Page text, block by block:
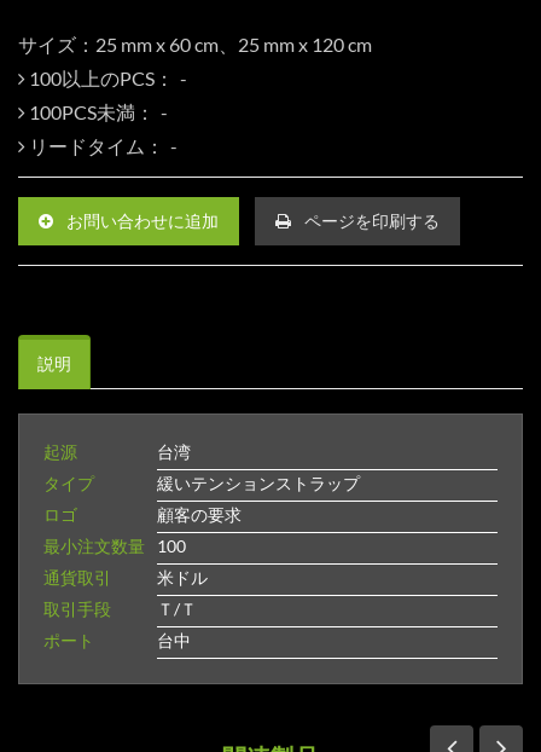
サイズ：25 mm x 60 cm、25 mm x 120 cm
100以上のPCS：
100PCS未満：
リードタイム：
お問い合わせに追加 ページを印刷する
説明
起源
台湾
タイプ
緩いテンションストラップ
ロゴ
顧客の要求
最小注文数量
100
通貨取引
米ドル
取引手段
Ｔ/Ｔ
ポート
台中